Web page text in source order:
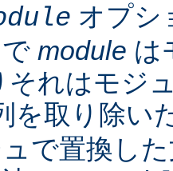
オプシ
module は
それはモジ
を取り除い
で置換し